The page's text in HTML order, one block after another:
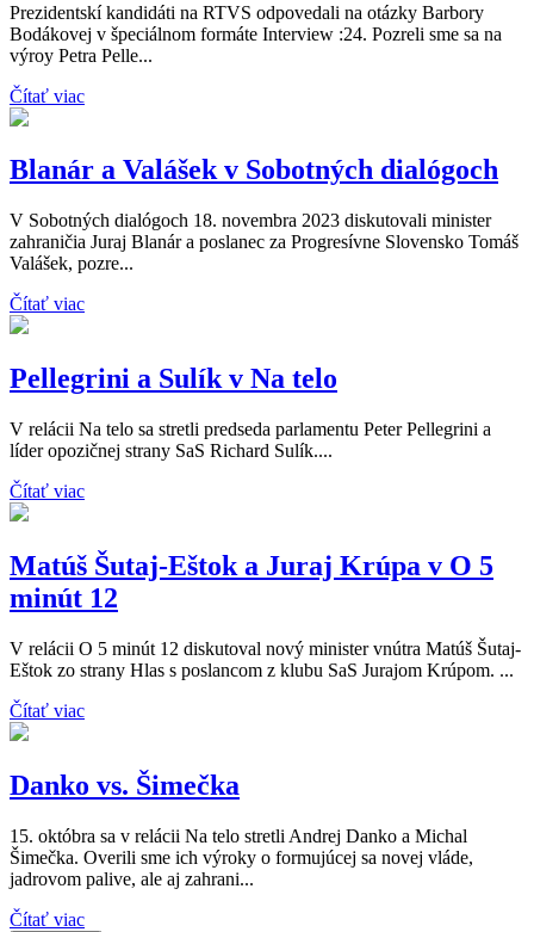
Prezidentskí kandidáti na RTVS odpovedali na otázky Barbory
Bodákovej v špeciálnom formáte Interview :24. Pozreli sme sa na
výroy Petra Pelle...
Čítať viac
Blanár a Valášek v Sobotných dialógoch
V Sobotných dialógoch 18. novembra 2023 diskutovali minister
zahraničia Juraj Blanár a poslanec za Progresívne Slovensko Tomáš
Valášek, pozre...
Čítať viac
Pellegrini a Sulík v Na telo
V relácii Na telo sa stretli predseda parlamentu Peter Pellegrini a
líder opozičnej strany SaS Richard Sulík....
Čítať viac
Matúš Šutaj-Eštok a Juraj Krúpa v O 5
minút 12
V relácii O 5 minút 12 diskutoval nový minister vnútra Matúš Šutaj-
Eštok zo strany Hlas s poslancom z klubu SaS Jurajom Krúpom. ...
Čítať viac
Danko vs. Šimečka
15. októbra sa v relácii Na telo stretli Andrej Danko a Michal
Šimečka. Overili sme ich výroky o formujúcej sa novej vláde,
jadrovom palive, ale aj zahrani...
Čítať viac